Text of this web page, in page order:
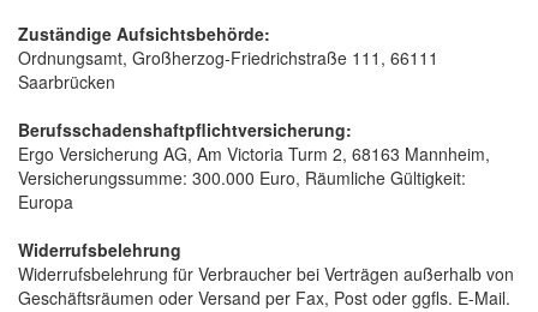
Zuständige Aufsichtsbehörde:
Ordnungsamt, Großherzog-Friedrichstraße 111, 66111
Saarbrücken
Berufsschadenshaftpflichtversicherung:
Ergo Versicherung AG, Am Victoria Turm 2, 68163 Mannheim,
Versicherungssumme: 300.000 Euro, Räumliche Gültigkeit:
Europa
Widerrufsbelehrung
Widerrufsbelehrung für Verbraucher bei Verträgen außerhalb von
Geschäftsräumen oder Versand per Fax, Post oder ggfls. E-Mail.